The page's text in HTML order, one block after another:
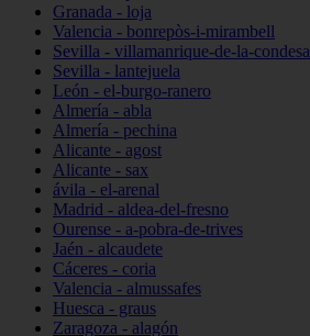
Granada - loja
Valencia - bonrepòs-i-mirambell
Sevilla - villamanrique-de-la-condesa
Sevilla - lantejuela
León - el-burgo-ranero
Almería - abla
Almería - pechina
Alicante - agost
Alicante - sax
ávila - el-arenal
Madrid - aldea-del-fresno
Ourense - a-pobra-de-trives
Jaén - alcaudete
Cáceres - coria
Valencia - almussafes
Huesca - graus
Zaragoza - alagón